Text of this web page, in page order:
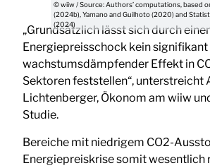
© wiiw / Source: Authors’ computations, based
(2024b), Yamano and Guilhoto (2020) and
(2024)
„Grundsätzlich lässt sich durch
Energiepreisschock kein signifikant
wachstumsdämpfender Effekt in
Sektoren feststellen“, unterstreicht
Lichtenberger, Ökonom am wiiw
Studie.
Bereiche mit niedrigem CO2-
Energiepreiskrise somit wesentlich